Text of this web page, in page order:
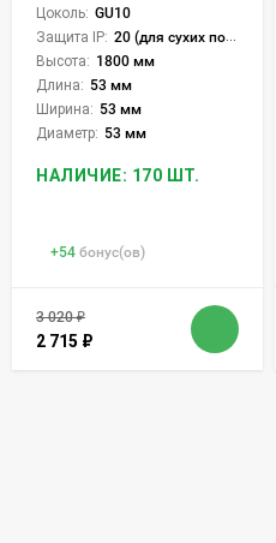
Цоколь: GU10
Защита IP: 20 (для сухих пом.)
Высота: 1800 мм
Длина: 53 мм
Ширина: 53 мм
Диаметр: 53 мм
НАЛИЧИЕ: 170 ШТ.
+54 бонус(ов)
3 020₽
2 715 ₽